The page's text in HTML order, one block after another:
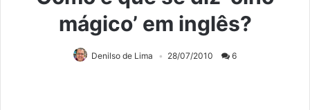
mágico’ em inglês?
Denilso de Lima 28/07/2010 6